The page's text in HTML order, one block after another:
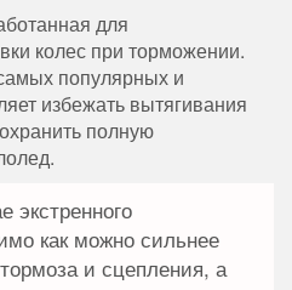
для
колес при торможении.
популярных и
избежать вытягивания
полную
экстренного
как можно сильнее
и сцепления, а